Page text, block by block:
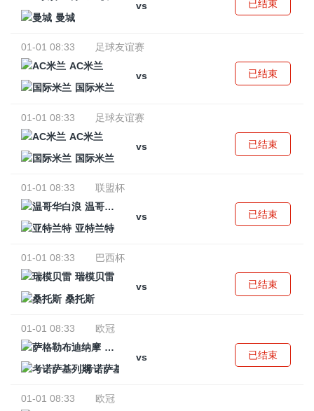
vs
曼城
已结束
01-01 08:33
足球友谊赛
AC米兰
vs
国际米兰
已结束
01-01 08:33
足球友谊赛
AC米兰
vs
国际米兰
已结束
01-01 08:33
联盟杯
温哥华白浪
vs
亚特兰特
已结束
01-01 08:33
巴西杯
瑞模贝雷
vs
桑托斯
已结束
01-01 08:33
欧冠
萨格勒布迪纳摩
vs
考诺萨基列斯
已结束
01-01 08:33
欧冠